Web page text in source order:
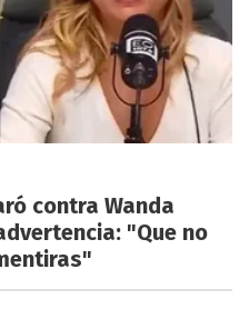
contra Wanda
"Que no